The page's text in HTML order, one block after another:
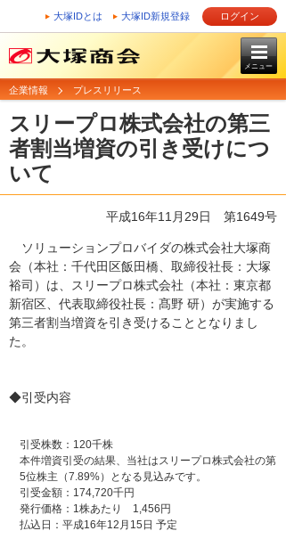
大塚IDとは 大塚ID新規登録 ログイン
メニュー
企業情報 プレスリリース
スリープロ株式会社の第三
者割当増資の引き受けにつ
いて
平成16年11月29日 第1649号
ソリューションプロバイダの株式会社大塚商
会（本社：千代田区飯田橋、取締役社長：大塚
裕司）は、スリープロ株式会社（本社：東京都
新宿区、代表取締役社長：髙野 研）が実施する
第三者割当増資を引き受けることとなりまし
た。
◆引受内容
引受株数：120千株
本件増資引受の結果、当社はスリープロ株式会社の第
5位株主（7.89%）となる見込みです。
引受金額：174,720千円
発行価格：1株あたり 1,456円
払込日：平成16年12月15日 予定